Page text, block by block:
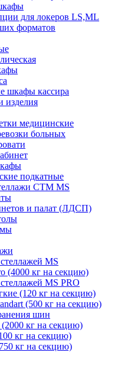
для локеров LS,ML
форматов
шкафы кассира
изделия
медицинские
больных
подкатные
CTM MS
и палат (ЛДСП)
MS
(4000 кг на секцию)
MS PRO
(120 кг на секцию)
(500 кг на секцию)
шин
кг на секцию)
кг на секцию)
кг на секцию)